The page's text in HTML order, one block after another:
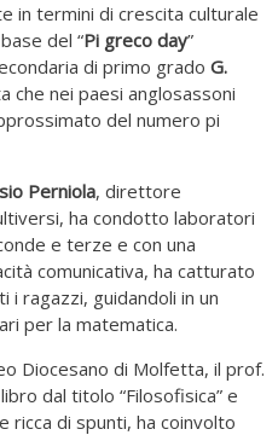
in termini di crescita culturale
del “Pi greco day”
di primo grado G.
che nei paesi anglosassoni
del numero pi
Perniola, direttore
ha condotto laboratori
e terze e con una
comunicativa, ha catturato
i ragazzi, guidandoli in un
per la matematica.
Diocesano di Molfetta, il prof.
dal titolo “Filosofisica” e
ricca di spunti, ha coinvolto